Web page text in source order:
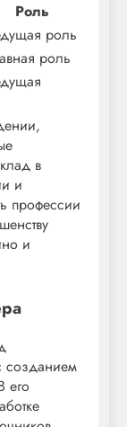
Роль
роль
роль
в
и
профессии
и
созданием
его